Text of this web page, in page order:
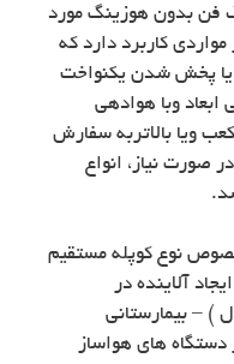
فن بدون هوزینگ مورد
کاربرد دارد که
یا پخش شدن یکنواخت
ابعاد وبا هوادهی
تا ١٠٠٠٠٠ مترمکعب ویا بالاتربه سفارش
صورت نیاز، انواع
نوع کوپله مستقیم
آلاینده در
) – بیمارستانی
دستگاه های هواساز